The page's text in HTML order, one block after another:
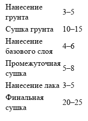
Нанесение
грунта
3–5
Сушка грунта
10–15
Нанесение
базового слоя
4–6
Промежуточная
сушка
5–8
Нанесение лака 3–5
Финальная
сушка
20–25